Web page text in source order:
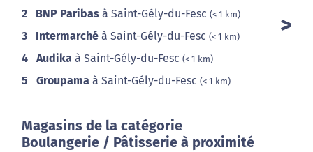
2 BNP Paribas à Saint-Gély-du-Fesc (< 1 km)
3 Intermarché à Saint-Gély-du-Fesc (< 1 km)
4 Audika à Saint-Gély-du-Fesc (< 1 km)
5 Groupama à Saint-Gély-du-Fesc (< 1 km)
Magasins de la catégorie
Boulangerie / Pâtisserie à proximité